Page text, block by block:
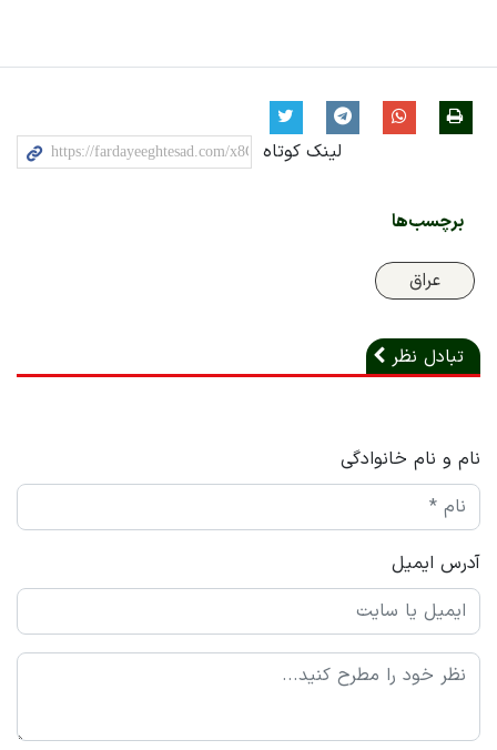
لینک کوتاه
برچسب‌ها
عراق
تبادل نظر
نام و نام خانوادگی
آدرس ایمیل